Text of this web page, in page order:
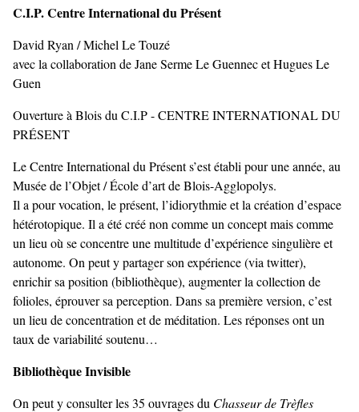
C.I.P. Centre International du Présent
David Ryan / Michel Le Touzé
avec la collaboration de Jane Serme Le Guennec et Hugues Le
Guen
Ouverture à Blois du C.I.P - CENTRE INTERNATIONAL DU
PRÉSENT
Le Centre International du Présent s’est établi pour une année, au
Musée de l’Objet / École d’art de Blois-Agglopolys.
Il a pour vocation, le présent, l’idiorythmie et la création d’espace
hétérotopique. Il a été créé non comme un concept mais comme
un lieu où se concentre une multitude d’expérience singulière et
autonome. On peut y partager son expérience (via twitter),
enrichir sa position (bibliothèque), augmenter la collection de
folioles, éprouver sa perception. Dans sa première version, c’est
un lieu de concentration et de méditation. Les réponses ont un
taux de variabilité soutenu…
Bibliothèque Invisible
On peut y consulter les 35 ouvrages du Chasseur de Trèfles